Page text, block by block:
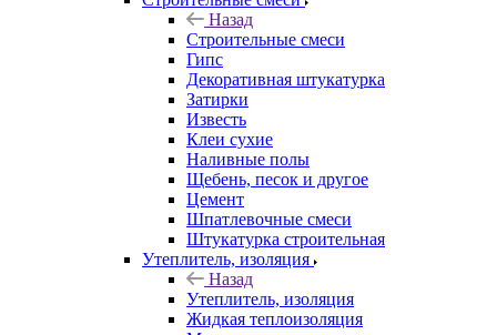
Назад
Строительные смеси
Гипс
Декоративная штукатурка
Затирки
Известь
Клеи сухие
Наливные полы
Щебень, песок и другое
Цемент
Шпатлевочные смеси
Штукатурка строительная
Утеплитель, изоляция
Назад
Утеплитель, изоляция
Жидкая теплоизоляция